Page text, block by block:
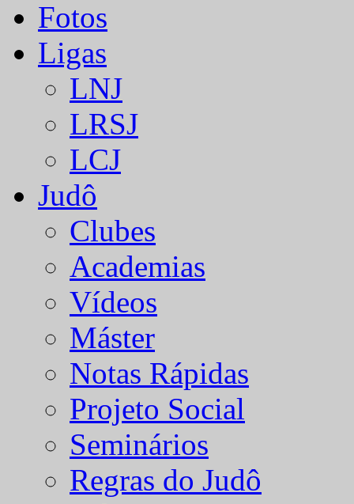
Fotos
Ligas
LNJ
LRSJ
LCJ
Judô
Clubes
Academias
Vídeos
Máster
Notas Rápidas
Projeto Social
Seminários
Regras do Judô